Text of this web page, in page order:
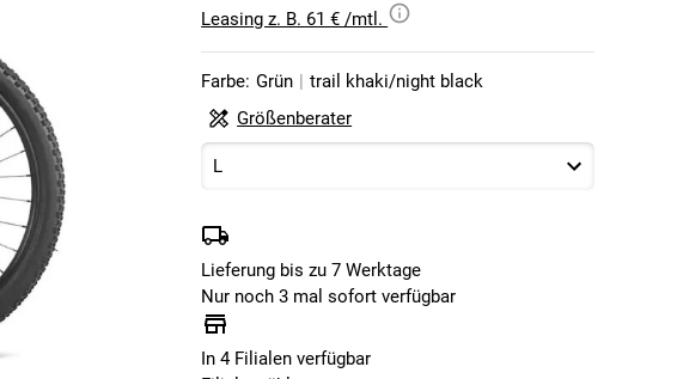
Leasing z. B. 61 € /mtl.
Farbe: Grün | trail khaki/night black
Größenberater
Lieferung bis zu 7 Werktage
Nur noch 3 mal sofort verfügbar
In 4 Filialen verfügbar